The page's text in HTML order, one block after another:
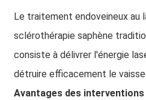
Le traitement endoveineux au
sclérothérapie saphène
consiste à délivrer l'énergie
détruire efficacement le
Avantages des